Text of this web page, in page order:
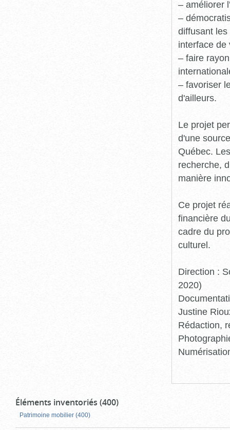
– améliorer
–
diffusant
interface de
– faire
– favoriser
d'ailleurs.
Le projet
d'une
Québec.
recherche,
manière
Ce projet
financière
cadre du
culturel.
Direction :
2020)
Justine
Rédaction,
Éléments inventoriés (400)
Patrimoine mobilier (400)